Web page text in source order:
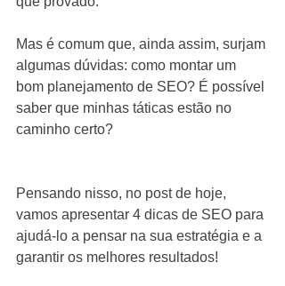
Mas é comum que, ainda assim, surjam
algumas dúvidas: como montar um
bom planejamento de SEO? É possível
saber que minhas táticas estão no
caminho certo?
Pensando nisso, no post de hoje,
vamos apresentar 4 dicas de SEO para
ajudá-lo a pensar na sua estratégia e a
garantir os melhores resultados!